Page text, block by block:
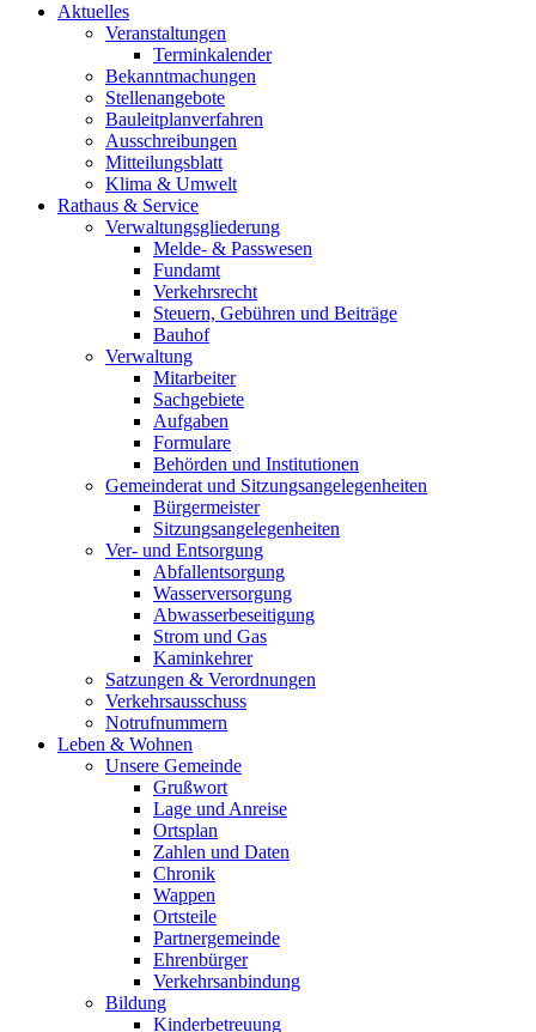
Aktuelles
Veranstaltungen
Terminkalender
Bekanntmachungen
Stellenangebote
Bauleitplanverfahren
Ausschreibungen
Mitteilungsblatt
Klima & Umwelt
Rathaus & Service
Verwaltungsgliederung
Melde- & Passwesen
Fundamt
Verkehrsrecht
Steuern, Gebühren und Beiträge
Bauhof
Verwaltung
Mitarbeiter
Sachgebiete
Aufgaben
Formulare
Behörden und Institutionen
Gemeinderat und Sitzungsangelegenheiten
Bürgermeister
Sitzungsangelegenheiten
Ver- und Entsorgung
Abfallentsorgung
Wasserversorgung
Abwasserbeseitigung
Strom und Gas
Kaminkehrer
Satzungen & Verordnungen
Verkehrsausschuss
Notrufnummern
Leben & Wohnen
Unsere Gemeinde
Grußwort
Lage und Anreise
Ortsplan
Zahlen und Daten
Chronik
Wappen
Ortsteile
Partnergemeinde
Ehrenbürger
Verkehrsanbindung
Bildung
Kinderbetreuung